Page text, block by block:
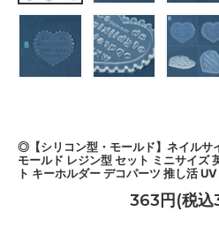
◎【シリコン型・モールド】ネイルサ
モールド レジン型 セット ミニサイズ
ト キーホルダー デコパーツ 推し活
363円(税